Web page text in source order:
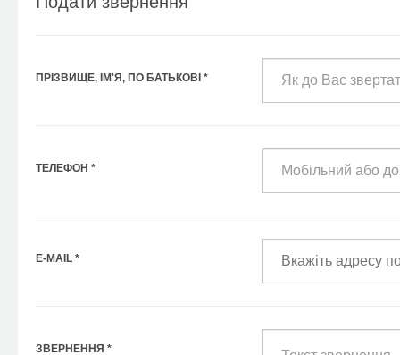
ПРІЗВИЩЕ, ІМ'Я, ПО БАТЬКОВІ *
ТЕЛЕФОН *
E-MAIL *
ЗВЕРНЕННЯ *